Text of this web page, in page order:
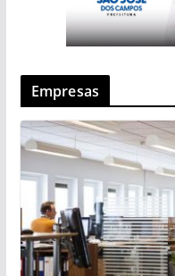
Empresas